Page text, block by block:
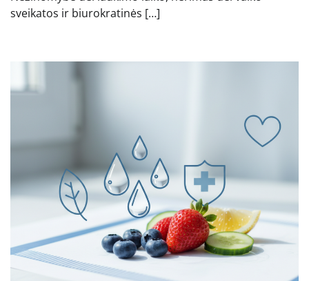
sveikatos ir biurokratinės […]